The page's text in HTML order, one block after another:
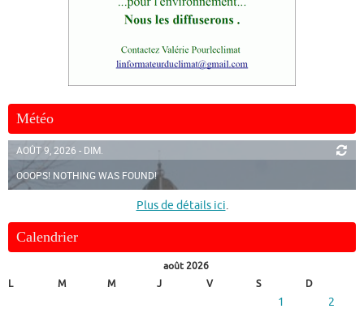
Météo
AOÛT 9, 2026 - DIM.
OOOPS! NOTHING WAS FOUND!
Plus de détails ici.
Calendrier
août 2026
L
M M J V S D
1
2